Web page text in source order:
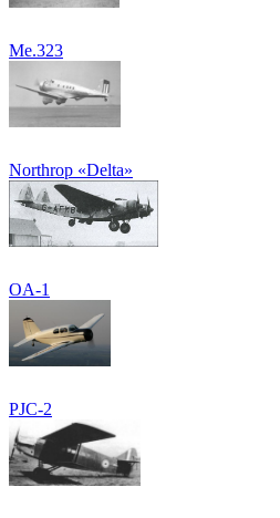
Me.323
Northrop «Delta»
OA-1
PJC-2